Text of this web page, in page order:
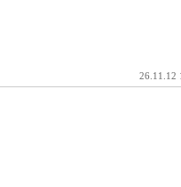
26.11.12